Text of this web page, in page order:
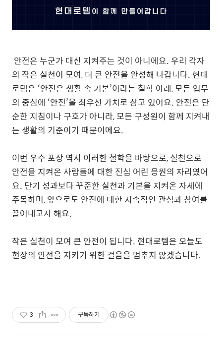
안전은 누군가 대신 지켜주는 것이 아니에요. 우리 각자
의 작은 실천이 모여, 더 큰 안전을 완성해 나갑니다. 현대
로템은 ‘안전은 생활 속 기본’이라는 철학 아래, 모든 업무
의 중심에 ‘안전’을 최우선 가치로 삼고 있어요. 안전은 단
순한 지침이나 구호가 아니라, 모든 구성원이 함께 지켜내
는 생활의 기준이기 때문이에요.
이번 우수 포상 역시 이러한 철학을 바탕으로, 실천으로
안전을 지켜온 사람들에 대한 진심 어린 응원의 자리였어
요. 단기 성과보다 꾸준한 실천과 기본을 지켜온 자세에
주목하며, 앞으로도 안전에 대한 지속적인 관심과 참여를
끌어내고자 해요.
작은 실천이 모여 큰 안전이 됩니다. 현대로템은 오늘도
현장의 안전을 지키기 위한 걸음을 멈추지 않겠습니다.
3 구독하기